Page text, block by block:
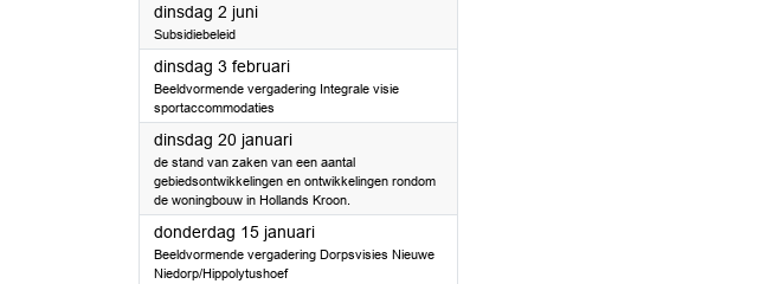
dinsdag 2 juni2026
Subsidiebeleid
dinsdag 3 februari2026
Beeldvormende vergadering Integrale visie
sportaccommodaties
dinsdag 20 januari2026
de stand van zaken van een aantal
gebiedsontwikkelingen en ontwikkelingen rondom
de woningbouw in Hollands Kroon.
donderdag 15 januari2026
Beeldvormende vergadering Dorpsvisies Nieuwe
Niedorp/Hippolytushoef